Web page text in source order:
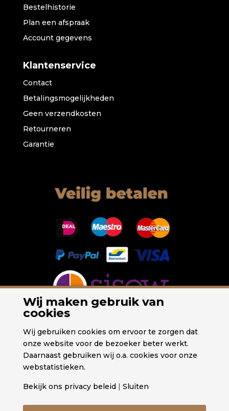
Bestelhistorie
Plan een afspraak
Account gegevens
Klantenservice
Contact
Betalingsmogelijkheden
Geen verzendkosten
Retourneren
Garantie
Wij maken gebruik van
cookies
Wij gebruiken cookies om ervoor te zorgen dat
onze website voor de bezoeker beter werkt.
Daarnaast gebruiken wij o.a. cookies voor onze
webstatistieken.
Bekijk ons privacy beleid | Sluiten